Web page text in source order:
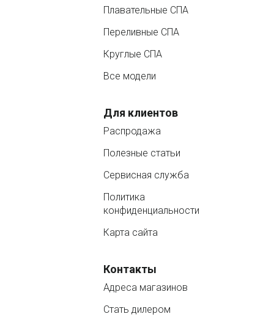
Плавательные СПА
Переливные СПА
Круглые СПА
Все модели
Для клиентов
Распродажа
Полезные статьи
Сервисная служба
Политика
конфиденциальности
Карта сайта
Контакты
Адреса магазинов
Стать дилером